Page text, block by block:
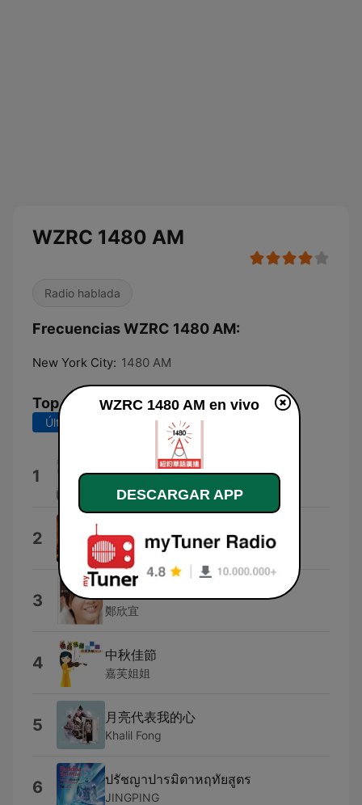
WZRC 1480 AM
Radio hablada
Frecuencias WZRC 1480 AM:
New York City: 1480 AM
Top Canciones
Últimos 7 días Últimos 30 días
1 Summer
2 Taro Iwashiro
3 擁抱愛
鄭欣宜
4 中秋佳節
嘉芙姐姐
5 月亮代表我的心
Khalil Fong
6 ปรัชญาปารมิตาหฤทัยสูตร
่JINGPING
WZRC 1480 AM en vivo
DESCARGAR APP